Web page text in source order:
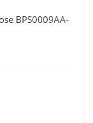
BPS0009AA-